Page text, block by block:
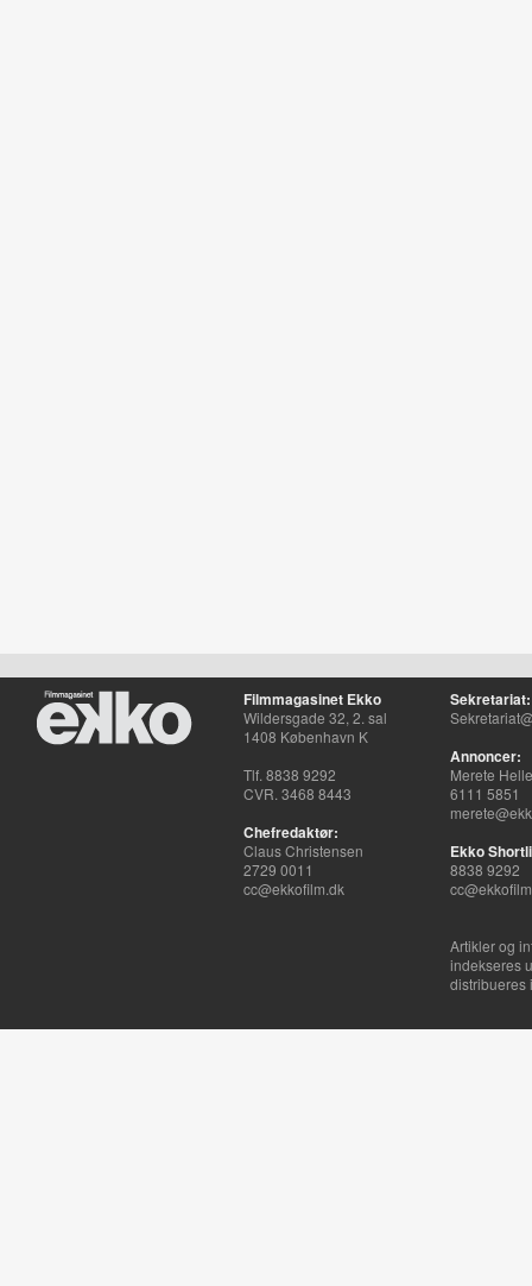
Filmmagasinet Ekko
Wildersgade 32, 2. sal
1408 København K
Tlf. 8838 9292
CVR. 3468 8443
Chefredaktør:
Claus Christensen
2729 0011
cc@ekkofilm.dk
Sekretariat:
Annoncer:
Merete
6111 5851
Ekko
8838 9292
Artikler og
indekseres
distribueres